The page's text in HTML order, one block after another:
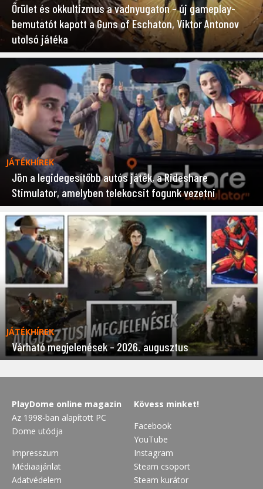
Őrület és okkultizmus a vadnyugaton – új gameplay-
bemutatót kapott a Guns of Eschaton, Viktor Antonov
utolsó játéka
JÁTÉKHÍREK
Jön a legidegesítőbb autós játék, a Rideshare
Stimulator, amelyben telekocsit fogunk vezetni
JÁTÉKHÍREK
Várható megjelenések – 2026. augusztus
PlayDome online magazin
Az 1998-ban alapított PC
Dome utódja
Impresszum
Médiaajánlat
Adatvédelem
Kövess minket!
Facebook
YouTube
Instagram
Steam csoport
Steam kurátor